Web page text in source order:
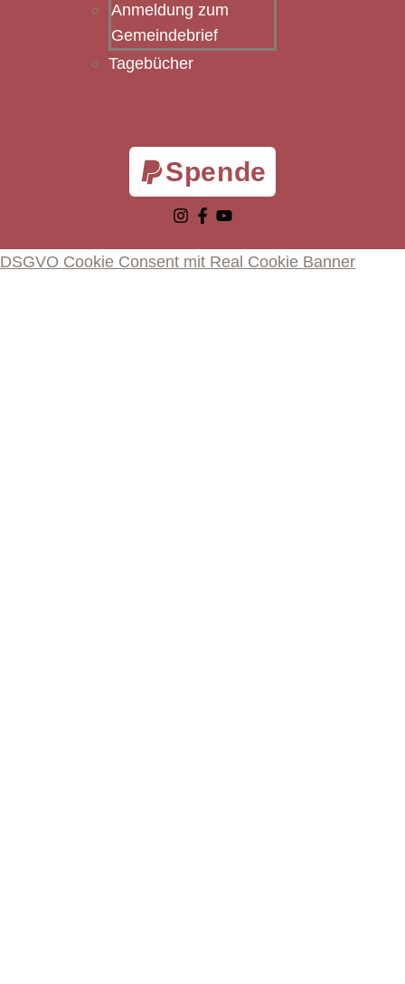
Anmeldung zum
Gemeindebrief
Tagebücher
Spende
DSGVO Cookie Consent mit Real Cookie Banner